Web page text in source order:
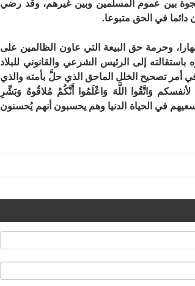
بين عموم المسلمين وبين غيرهم، وقد رضي
دائما في الحق متبوعا.
وحرمة حق البيعة التي عاون الظالمين على
إلى الرئيس الشرعي والقانوني للبلاد
أمر تصحيح الخلل الماحق الذي حلَّ بأمته والذي
وَاتَّقُوا اللَّهَ وَاعْلَمُوا أَنَّكُمْ مُلاقُوهُ وَبَشِّرِ
(الذين ضلَّ سعيهم في الحياة الدنيا وهم يحسبون أنهم يُحسنون